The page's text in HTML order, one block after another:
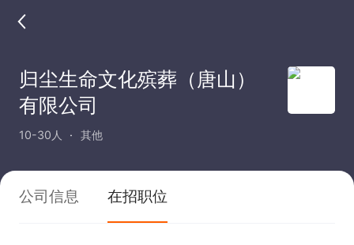
归尘生命文化殡葬（唐山）
有限公司
10-30人 其他
公司信息 在招职位